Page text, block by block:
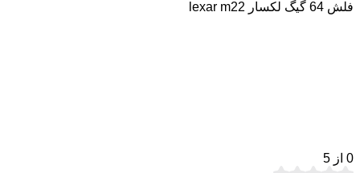
فلش 64 گیگ لکسار lexar m22
0 از 5